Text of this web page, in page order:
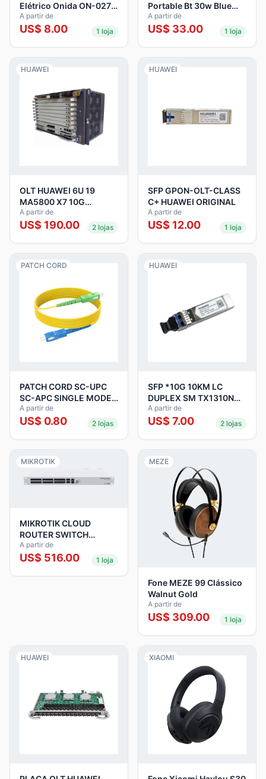
Elétrico Onida ON-027
Red
A partir de
US$ 8.00 1 loja
Portable Bt 30w Blue
MDZ-38-DB
A partir de
US$ 33.00 1 loja
HUAWEI
OLT HUAWEI 6U 19
MA5800 X7 10G
2*MPLA 2*PILA CIUA
A partir de
US$ 190.00 2 lojas
HUAWEI
SFP GPON-OLT-CLASS
C+ HUAWEI ORIGINAL
A partir de
US$ 12.00 1 loja
PATCH CORD
PATCH CORD SC-UPC
SC-APC SINGLE MODE
3.0MM 5M
A partir de
US$ 0.80 2 lojas
HUAWEI
SFP *10G 10KM LC
DUPLEX SM TX1310NM
HUAWEI SFP+
A partir de
US$ 7.00 2 lojas
MIKROTIK
MIKROTIK CLOUD
ROUTER SWITCH
CRS326-24S+2Q+RM
L5
A partir de
US$ 516.00 1 loja
MEZE
Fone MEZE 99 Clássico
Walnut Gold
A partir de
US$ 309.00 1 loja
HUAWEI XIAOMI